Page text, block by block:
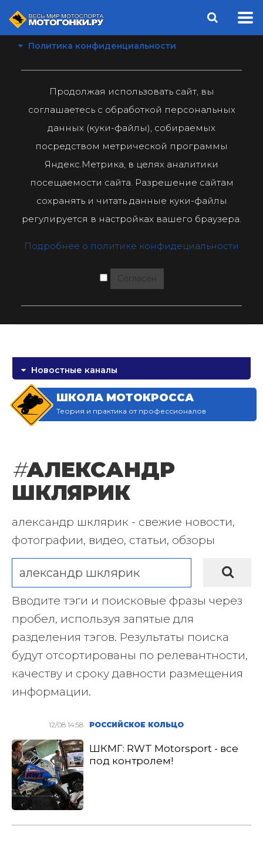
Политика конфиденциальности
Продолжая использовать сайт, вы
соглашаетесь с обработкой персональных
данных (куки-файлы), собираемых
посредством метрической программы
Яндекс.Метрика, в целях аналитики
посещаемости сайта. Разрешение сайтам
сохранять и читать данные куки-файлы
регулируется в настройках вашего браузера.
Подробнее о политике конфидециальности
Согласен
Новостные каналы
ШКОЛА МОТОКРОССА
Теория и практика от профессионалов
#АЛЕКСАНДР
ШКЛЯРИК
александр шклярик - свежие новости,
фотографии, видео, статьи, обзоры
Вводите тэги и поисковые фразы через
пробел, используя запятые для
разделения тэгов. Результаты поиска
будут отсортированы по релевантности,
качеству и сроку давности размещения
информации.
12/08 14:58 РОССИЙСКОЕ КОЛЬЦО
ШКМГ: RWT Motorsport - все
под контролем!